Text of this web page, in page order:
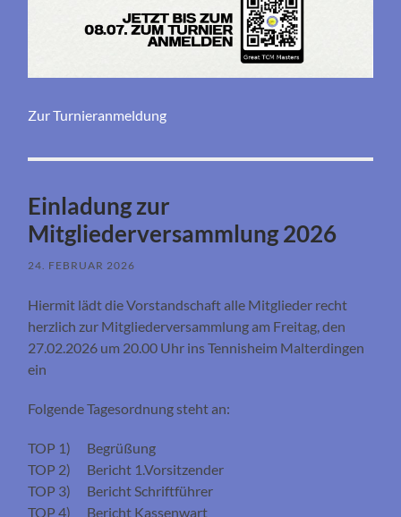
Zur Turnieranmeldung
Einladung zur
Mitgliederversammlung 2026
24. FEBRUAR 2026
Hiermit lädt die Vorstandschaft alle Mitglieder recht
herzlich zur Mitgliederversammlung am Freitag, den
27.02.2026 um 20.00 Uhr ins Tennisheim Malterdingen
ein
Folgende Tagesordnung steht an:
TOP 1) Begrüßung
TOP 2) Bericht 1.Vorsitzender
TOP 3) Bericht Schriftführer
TOP 4) Bericht Kassenwart